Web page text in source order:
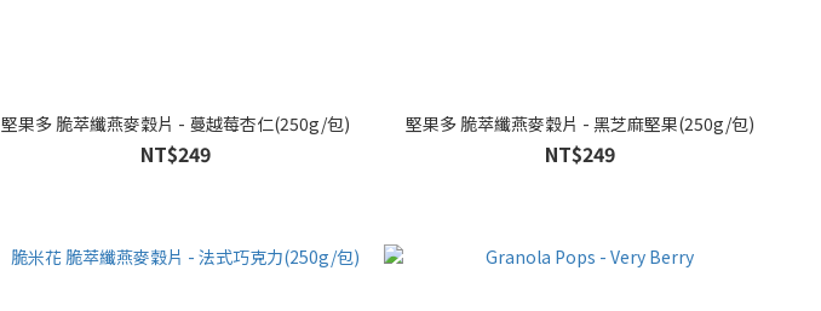
堅果多 脆萃纖燕麥穀片 - 蔓越莓杏仁(250g/包)
NT$249
堅果多 脆萃纖燕麥穀片 - 黑芝麻堅果(250g/包)
NT$249